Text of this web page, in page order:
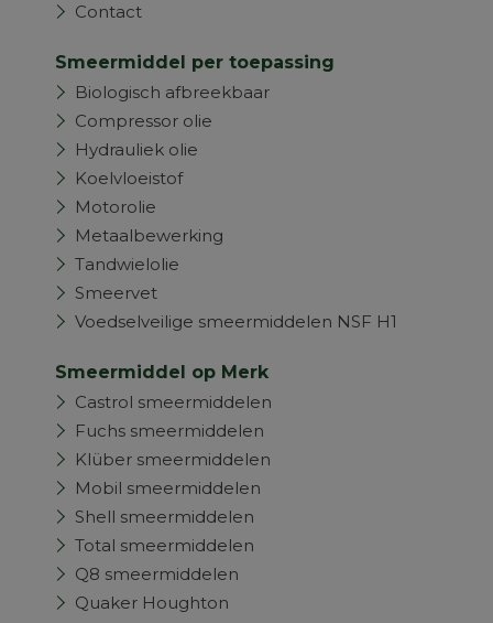
Contact
Smeermiddel per toepassing
Biologisch afbreekbaar
Compressor olie
Hydrauliek olie
Koelvloeistof
Motorolie
Metaalbewerking
Tandwielolie
Smeervet
Voedselveilige smeermiddelen NSF H1
Smeermiddel op Merk
Castrol smeermiddelen
Fuchs smeermiddelen
Klüber smeermiddelen
Mobil smeermiddelen
Shell smeermiddelen
Total smeermiddelen
Q8 smeermiddelen
Quaker Houghton